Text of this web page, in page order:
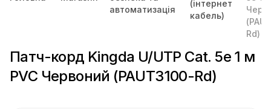
автоматизація
(інтернет
кабель)
Rd)
Патч-корд Kingda U/UTP Cat. 5e 1 м
PVC Червоний (PAUT3100-Rd)